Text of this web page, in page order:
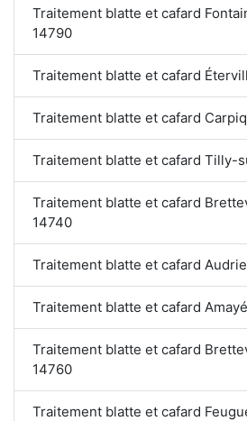
Traitement blatte et cafard
14790
Traitement blatte et cafard
Traitement blatte et cafard
Traitement blatte et cafard Tilly-
Traitement blatte et cafard
14740
Traitement blatte et cafard
Traitement blatte et cafard
Traitement blatte et cafard
14760
Traitement blatte et cafard